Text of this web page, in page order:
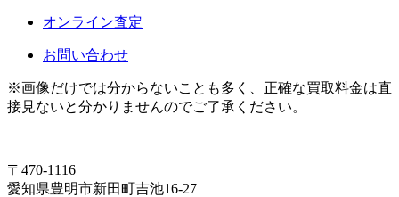
オンライン査定
お問い合わせ
※画像だけでは分からないことも多く、正確な買取料金は直
接見ないと分かりませんのでご了承ください。
〒470-1116
愛知県豊明市新田町吉池16-27